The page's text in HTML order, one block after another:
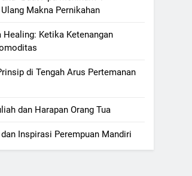
Makna Pernikahan
Healing: Ketika Ketenangan
di Tengah Arus Pertemanan
dan Harapan Orang Tua
Inspirasi Perempuan Mandiri